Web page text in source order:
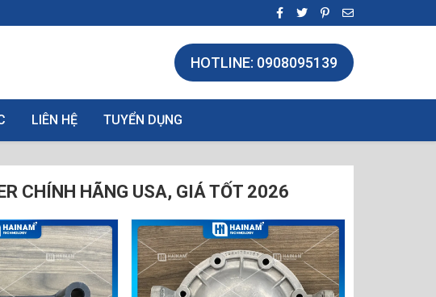
HOTLINE: 0908095139
LIÊN HỆ TUYỂN DỤNG
CHÍNH HÃNG USA, GIÁ TỐT 2026